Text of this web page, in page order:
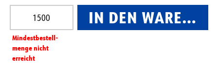
Produkt Anzahl: Gib den gewünschten Wert ein
Mindest­­bestell­­
menge nicht
erreicht
IN DEN